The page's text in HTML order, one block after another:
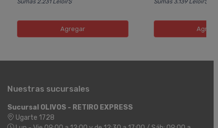
Sumás 2.231 Leloir$
Agregar
Sumás 3.139 Leloir$
Nuestras sucursales
Sucursal OLIVOS - RETIRO EXPRESS
Ugarte 1728